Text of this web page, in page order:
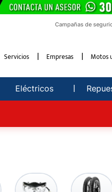
Campañas de
Servicios Empresas Motos
Eléctricos